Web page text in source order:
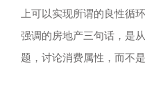
上可以实现所谓的良性循
强调的房地产三句话，是
题，讨论消费属性，而不